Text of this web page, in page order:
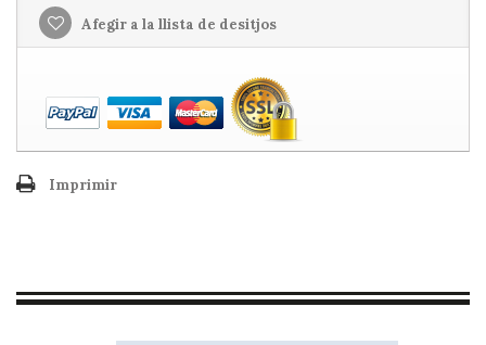
Afegir a la llista de desitjos
Imprimir